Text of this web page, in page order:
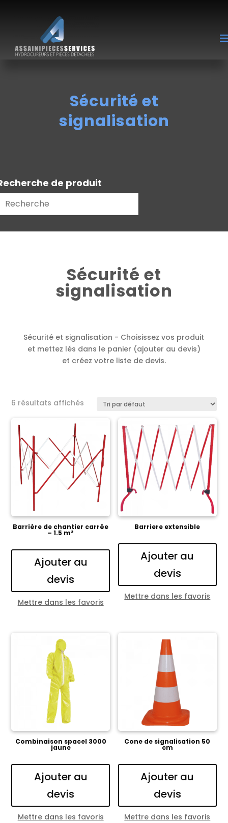
Sécurité et
signalisation
de produit
Sécurité et
signalisation
Sécurité et signalisation - Choisissez vos produit
et mettez lés dans le panier (ajouter au devis)
et créez votre liste de devis.
6 résultats affichés
Barrière de chantier carrée
– 1.5 m²
Ajouter au
devis
Mettre dans les favoris
Barriere extensible
Ajouter au
devis
Mettre dans les favoris
Combinaison spacel 3000
jaune
Ajouter au
devis
Mettre dans les favoris
Cone de signalisation 50
cm
Ajouter au
devis
Mettre dans les favoris